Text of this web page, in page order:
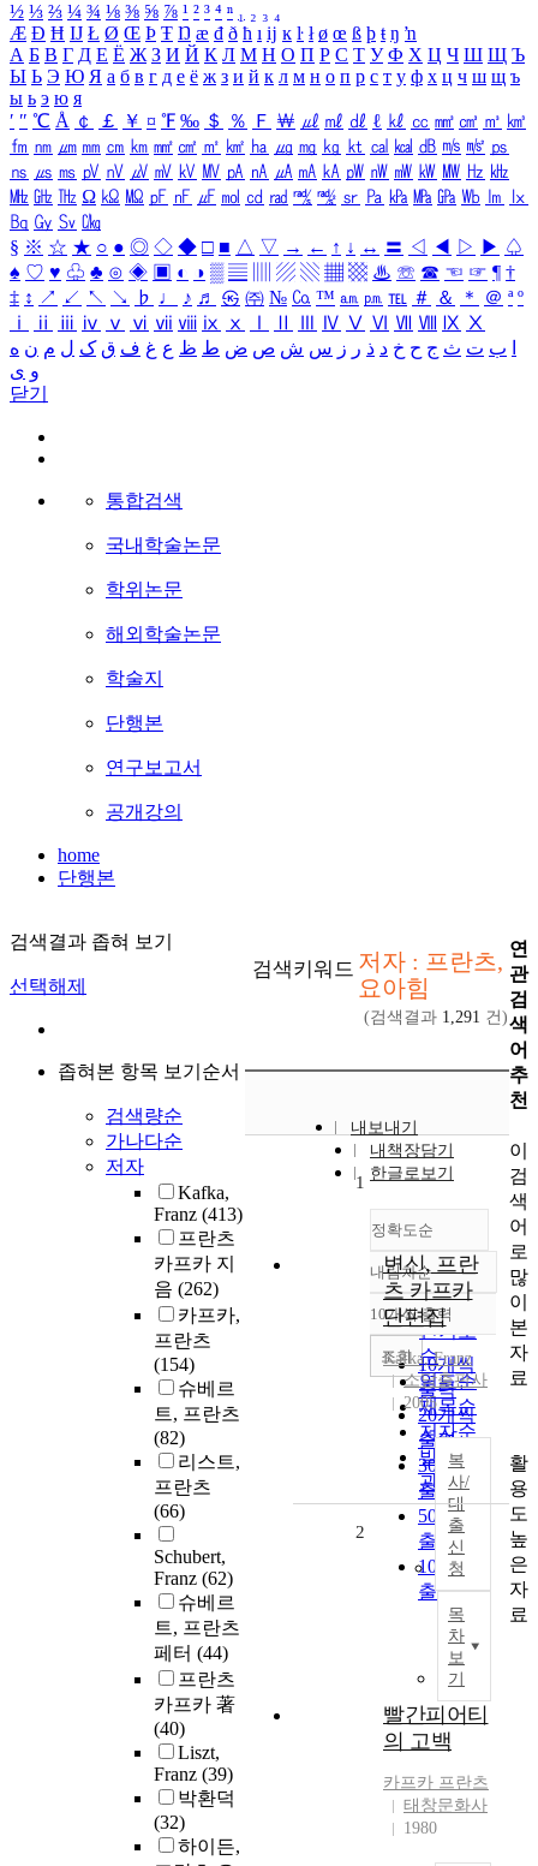
½ ⅓ ⅔ ¼ ¾ ⅛ ⅜ ⅝ ⅞ ¹ ² ³ ⁴ ⁿ ₁ ₂ ₃ ₄
Æ Ð Ħ Ĳ Ł Ø Œ Þ Ŧ Ŋ æ đ ð ħ ı ĳ ĸ ŀ ł ø œ ß þ ŧ ŋ ŉ
А Б В Г Д Е Ё Ж З И Й К Л М Н О П Р С Т У Ф Х Ц Ч Ш Щ Ъ
Ы Ь Э Ю Я а б в г д е ё ж з и й к л м н о п р с т у ф х ц ч ш щ ъ
ы ь э ю я
′ ″ ℃ Å ￠ ￡ ￥ ¤ ℉ ‰ ＄ ％ Ｆ ￦ ㎕ ㎖ ㎗ ℓ ㎘ ㏄ ㎣ ㎤ ㎥ ㎦
㎙ ㎚ ㎛ ㎜ ㎝ ㎞ ㎟ ㎠ ㎡ ㎢ ㏊ ㎍ ㎎ ㎏ ㏏ ㎈ ㎉ ㏈ ㎧ ㎨ ㎰
㎱ ㎲ ㎳ ㎴ ㎵ ㎶ ㎷ ㎸ ㎹ ㎀ ㎁ ㎂ ㎃ ㎄ ㎺ ㎻ ㎽ ㎾ ㎿ ㎐ ㎑
㎒ ㎓ ㎔ Ω ㏀ ㏁ ㎊ ㎋ ㎌ ㏖ ㏅ ㎭ ㎮ ㎯ ㏛ ㎩ ㎪ ㎫ ㎬ ㏝ ㏐
㏓
㏃ ㏉ ㏜ ㏆
§ ※ ☆ ★ ○ ● ◎ ◇ ◆ □ ■ △ ▽ → ← ↑ ↓ ↔ 〓 ◁ ◀ ▷ ▶ ♤
♠ ♡ ♥ ♧ ♣ ⊙ ◈ ▣ ◐ ◑ ▒ ▤ ▨ ▧ ▦ ▩ ♨ ☏ ☎ ☜ ☞ ¶ †
‡ ↕ ↗ ↙ ↖ ↘ ♭ ♩ ♪ ♬ ㉿ ㈜ № ㏇ ™ ㏂ ㏘ ℡ ＃ ＆ ＊ ＠ ª º
ⅰ
ⅱ ⅲ ⅳ ⅴ ⅵ ⅶ ⅷ ⅸ ⅹ Ⅳ Ⅴ Ⅵ Ⅶ Ⅷ Ⅸ Ⅹ
ب ت ث ج ح خ د ذ ر ز س ش ص ض ط ظ ع غ ف ق ک ل م ن ه
و ی
닫기
통합검색
국내학술논문
학위논문
해외학술논문
학술지
단행본
연구보고서
공개강의
home
단행본
검색결과 좁혀 보기
선택해제
좁혀본 항목 보기순서
검색량순
가나다순
저자
Kafka,
Franz (413)
프란츠
카프카 지
음 (262)
카프카,
프란츠
(154)
슈베르
트, 프란츠
(82)
리스트,
프란츠
(66)
Schubert,
Franz (62)
슈베르
트, 프란츠
페터 (44)
프란츠
카프카 著
(40)
Liszt,
Franz (39)
박환덕
(32)
하이든,
검색키워드 저자 : 프란츠,
요아힘
(검색결과 1,291 건)
내보내기
내책장담기
한글로보기
정확도순
정확도
순
인기도
순
연도순
제목순
저자순
발행기
관순
내림차순
내림차순
10개씩 출력
10개씩
출력
20개씩
출력
30개씩
출력
50개씩
출력
100개씩
출력
조회
1
변신, 프란
츠 카프카
단편집
Kafka, Franz
소담출판사
2005
복
사/
대
출
신
청
목
차
보
기
2
빨간피어티
의 고백
카프카 프란츠
태창문화사
1980
연
관
검
색
어
추
천
이
검
색
어
로
많
이
본
자
료
활
용
도
높
은
자
료